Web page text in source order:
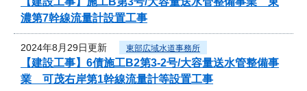
濃第7幹線流量計設置工事
2024年8月29日更新 東部広域水道事務所
【建設工事】6債施工B2第3-2号/大容量送水管整備事
業 可茂右岸第1幹線流量計等設置工事